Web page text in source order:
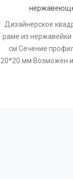
Дизайнерское
раме из
см Сечение
20*20 мм Возможен